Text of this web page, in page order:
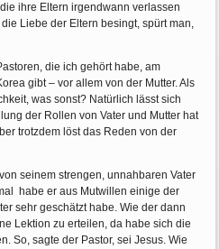
ihre Eltern irgendwann verlassen
Liebe der Eltern besingt, spürt man,
die ich gehört habe, am
gibt – vor allem von der Mutter. Als
was sonst? Natürlich lässt sich
der Rollen von Vater und Mutter hat
trotzdem löst das Reden von der
seinem strengen, unnahbaren Vater
habe er aus Mutwillen einige der
sehr geschätzt habe. Wie der dann
Lektion zu erteilen, da habe sich die
So, sagte der Pastor, sei Jesus. Wie